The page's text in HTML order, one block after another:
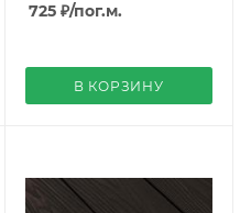
725 ₽/пог.м.
В КОРЗИНУ